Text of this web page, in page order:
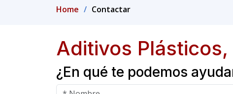
Home Contactar
Aditivos Plásticos,
¿En qué te podemos